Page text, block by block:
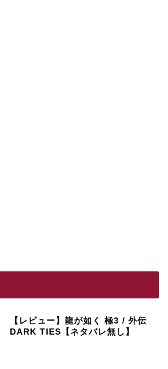
【レビュー】龍が如く 極3 / 外伝
DARK TIES【ネタバレ無し】